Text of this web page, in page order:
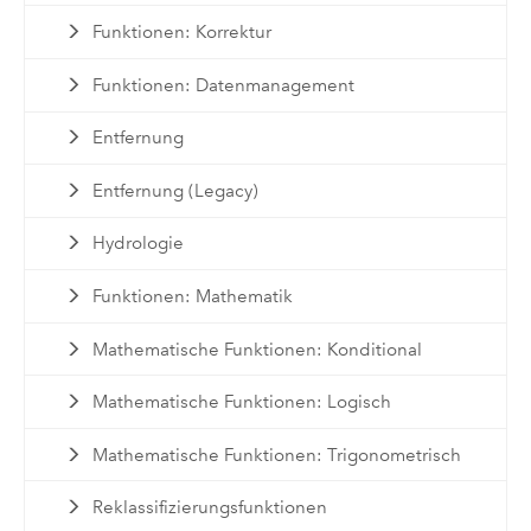
Funktionen: Korrektur
Funktionen: Datenmanagement
Entfernung
Entfernung (Legacy)
Hydrologie
Funktionen: Mathematik
Mathematische Funktionen: Konditional
Mathematische Funktionen: Logisch
Mathematische Funktionen: Trigonometrisch
Reklassifizierungsfunktionen